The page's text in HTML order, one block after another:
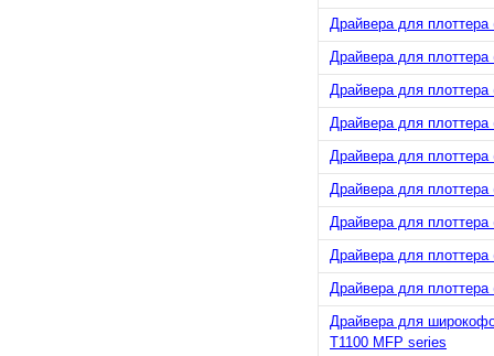
Драйвера для
Драйвера для
Драйвера для
Драйвера для
Драйвера для
Драйвера для
Драйвера для
Драйвера для
Драйвера для
Драйвера для
T1100 MFP series